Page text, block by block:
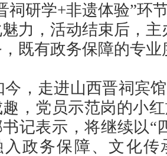
祠研学+非遗体验”环
力，活动结束后，
，既有政务保障的专
今，走进山西晋祠宾
趣，党员示范岗的小
记表示，将继续以“
入政务保障、文化